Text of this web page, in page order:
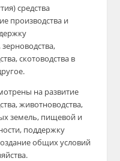
средства
производства и
скотоводства в
на развитие
животноводства,
земель, пищевой и
поддержку
общих условий